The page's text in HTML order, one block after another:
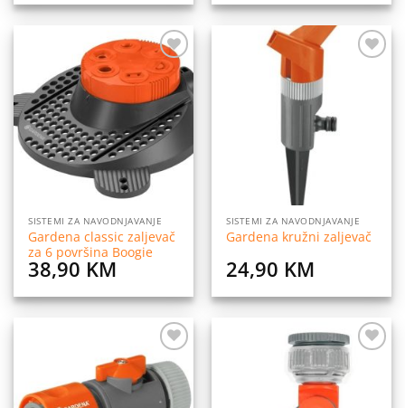
Dodaj
na
listu
želja
SISTEMI ZA NAVODNJAVANJE
Gardena classic zaljevač
za 6 površina Boogie
38,90 KM
SISTEMI ZA NAVODNJAVANJE
Gardena kružni zaljevač
24,90 KM
Dodaj
na
listu
želja